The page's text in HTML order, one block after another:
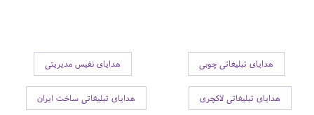
هدایای تبلیغاتی چوبی هدایای نفیس مدیریتی
هدایای تبلیغاتی لاکچری هدایای تبلیغاتی ساخت ایران